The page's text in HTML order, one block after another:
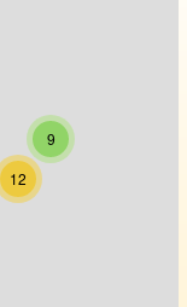
9
12